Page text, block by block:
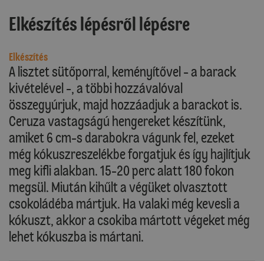
Elkészítés lépésről lépésre
Elkészítés
A lisztet sütőporral, keményítővel - a barack
kivételével -, a többi hozzávalóval
összegyúrjuk, majd hozzáadjuk a barackot is.
Ceruza vastagságú hengereket készítünk,
amiket 6 cm-s darabokra vágunk fel, ezeket
még kókuszreszelékbe forgatjuk és így hajlítjuk
meg kifli alakban. 15-20 perc alatt 180 fokon
megsül. Miután kihűlt a végüket olvasztott
csokoládéba mártjuk. Ha valaki még kevesli a
kókuszt, akkor a csokiba mártott végeket még
lehet kókuszba is mártani.